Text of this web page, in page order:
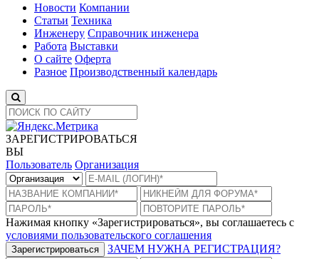
Новости Компании
Статьи Техника
Инженеру Справочник инженера
Работа Выставки
О сайте Оферта
Разное Производственный календарь
ЗАРЕГИСТРИРОВАТЬСЯ
ВЫ
Пользователь Организация
Нажимая кнопку «Зарегистрироваться», вы соглашаетесь с
условиями пользовательского соглашения
Зарегистрироваться ЗАЧЕМ НУЖНА РЕГИСТРАЦИЯ?